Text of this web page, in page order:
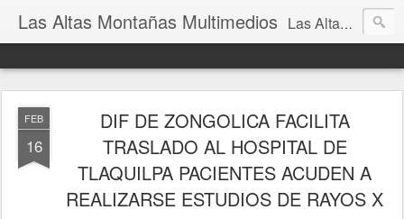
Las Altas Montañas Multimedios Las Altas Montañas Multimedios
FEB
16
DIF DE ZONGOLICA FACILITA
TRASLADO AL HOSPITAL DE
TLAQUILPA PACIENTES ACUDEN A
REALIZARSE ESTUDIOS DE RAYOS X